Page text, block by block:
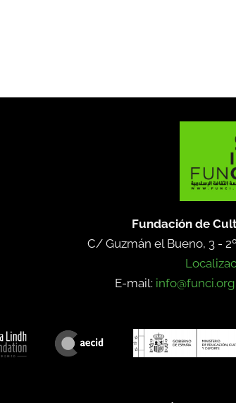
Fundación de
C/ Guzmán el Bueno, 3 -
E-mail: info@funci.org